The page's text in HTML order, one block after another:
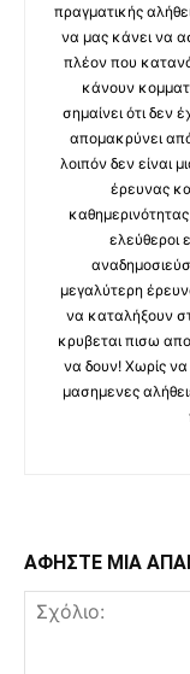
πραγματικής
να μας κάνει να
πλέον που
κάνουν
σημαίνει ότι δεν
απομακρύνει
λοιπόν δεν είναι
έρευνας
ελεύθεροι
μεγαλύτερη
να καταλήξουν
κρυβεται πισω
να δουν! Χωρίς
μασημενες
ΑΦΗΣΤΕ ΜΙΑ